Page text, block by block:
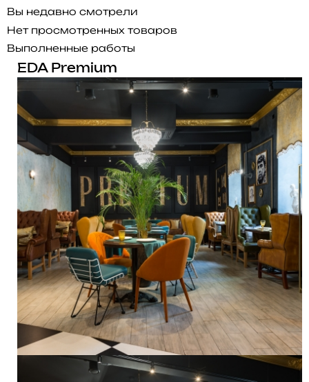
Вы недавно смотрели
Нет просмотренных товаров
Выполненные работы
EDA Premium